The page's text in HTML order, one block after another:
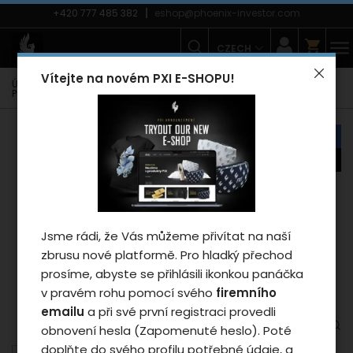
Vítejte na novém PXI E-SHOPU!
Jsme rádi, že Vás můžeme přivítat na naší
zbrusu nové platformě. Pro hladký přechod
prosíme, abyste se přihlásili ikonkou panáčka
v pravém rohu pomocí svého firemního
emailu a při své první registraci provedli
obnovení hesla (Zapomenuté heslo). Poté
doplňte do svého profilu potřebné údaje, a
+420 777 485 382 eshop@phoenix-investor.com
CZECH
Úvodní strana E-shop Zimní kolekce PXI
Mikiny PXI
Pánské mikiny
Mikina Phoenix PXI 2025 - man/black S
Záleží nám na vašem
soukromí
Cookies používáme proto, abychom
zajistili funkčnosti webu a pokud nám
dáte souhlas, tak mimo jiné i proto
abychom vylepšili obsah stránek podle
vašich preferencí. Tlačítkem „Souhlasit
a zavřít“ udělíte souhlas s využíváním
cookies a budeme tak moci předat